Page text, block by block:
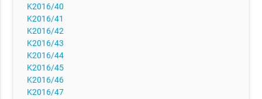
K2016/40
K2016/41
K2016/42
K2016/43
K2016/44
K2016/45
K2016/46
K2016/47